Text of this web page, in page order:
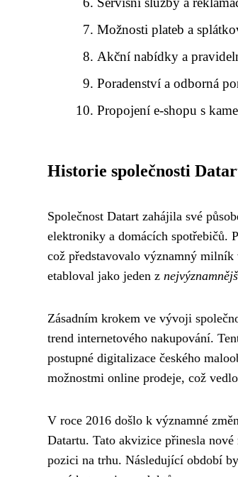
Možnosti plateb a
Akční nabídky a
Poradenství a odborná
Propojení e-shopu s
Historie společnosti
Společnost Datart zahájila své
elektroniky a domácích spotřebičů.
což představovalo významný milník
etabloval jako jeden z
Zásadním krokem ve vývoji
trend internetového nakupování.
postupné digitalizace českého
možnostmi online prodeje, což
V roce 2016 došlo k významné
Datartu. Tato akvizice přinesla
pozici na trhu. Následující období